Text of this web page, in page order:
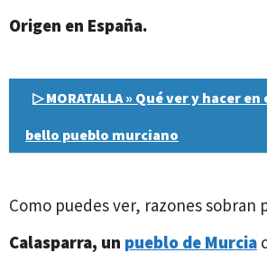
Origen en España.
▷ MORATALLA » Qué ver y hacer
bello pueblo murciano
Como puedes ver, razones sobran
Calasparra, un pueblo de Murcia